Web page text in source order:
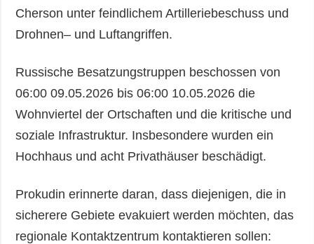
Cherson unter feindlichem Artilleriebeschuss und
Drohnen– und Luftangriffen.
Russische Besatzungstruppen beschossen von
06:00 09.05.2026 bis 06:00 10.05.2026 die
Wohnviertel der Ortschaften und die kritische und
soziale Infrastruktur. Insbesondere wurden ein
Hochhaus und acht Privathäuser beschädigt.
Prokudin erinnerte daran, dass diejenigen, die in
sicherere Gebiete evakuiert werden möchten, das
regionale Kontaktzentrum kontaktieren sollen: